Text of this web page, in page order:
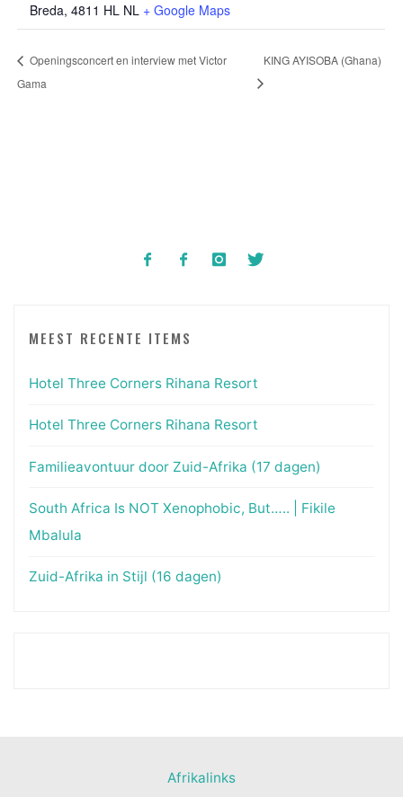
Breda, 4811 HL NL + Google Maps
Openingsconcert en interview met Victor
Gama
KING AYISOBA (Ghana)
MEEST RECENTE ITEMS
Hotel Three Corners Rihana Resort
Hotel Three Corners Rihana Resort
Familieavontuur door Zuid-Afrika (17 dagen)
South Africa Is NOT Xenophobic, But….. | Fikile
Mbalula
Zuid-Afrika in Stijl (16 dagen)
Afrikalinks